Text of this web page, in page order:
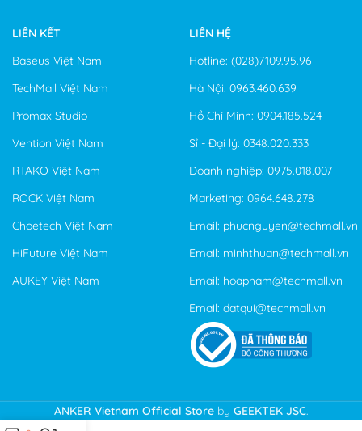
LIÊN KẾT
Baseus Việt Nam
TechMall Việt Nam
Promax Studio
Vention Việt Nam
RTAKO Việt Nam
ROCK Việt Nam
Choetech Việt Nam
HiFuture Việt Nam
AUKEY Việt Nam
LIÊN HỆ
Hotline: (028)7109.95.96
Hà Nội: 0963.460.639
Hồ Chí Minh: 0904.185.524
Sỉ - Đại lý: 0348.020.333
Doanh nghiệp: 0975.018.007
Marketing: 0964.648.278
Email: phucnguyen@techmall.vn
Email: minhthuan@techmall.vn
Email: hoapham@techmall.vn
Email: datqui@techmall.vn
ANKER Vietnam Official Store by GEEKTEK JSC.